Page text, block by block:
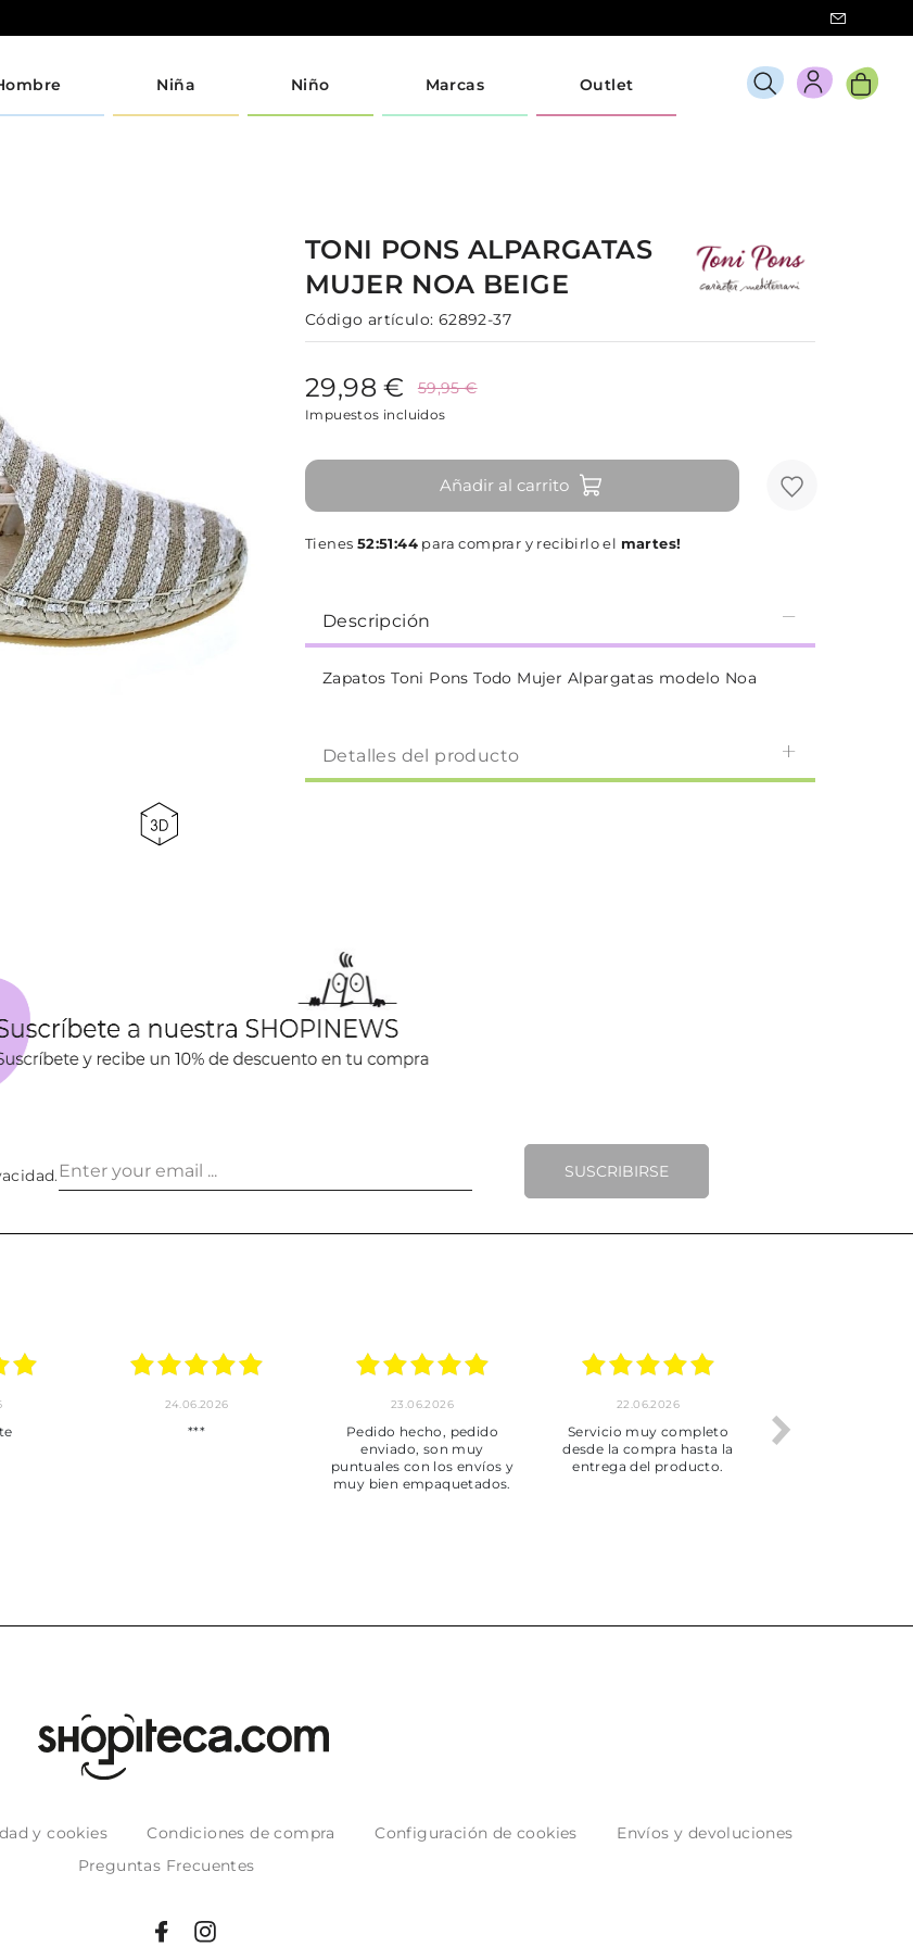
Niña Niño Marcas Outlet
TONI PONS ALPARGATAS
MUJER NOA BEIGE
Código artículo: 62892-37
29,98 € 59,95 €
Impuestos incluidos
Añadir al carrito
Tienes 52:51:44 para comprar y recibirlo el martes!
Descripción
Zapatos Toni Pons Todo Mujer Alpargatas modelo Noa
Detalles del producto
SUSCRIBIRSE
.
24.06.2026
***
23.06.2026
Pedido hecho, pedido
enviado, son muy
puntuales con los envíos y
muy bien empaquetados.
22.06.2026
Servicio muy completo
desde la compra hasta la
entrega del producto.
y cookies Condiciones de compra Configuración de cookies
Envíos y devoluciones
Preguntas Frecuentes